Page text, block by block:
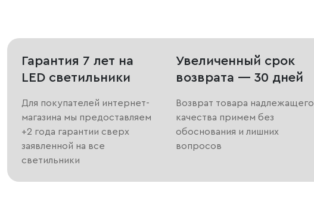
Гарантия 7 лет на
LED светильники
Для покупателей интернет-
магазина мы предоставляем
+2 года гарантии сверх
заявленной на все
светильники
Увеличенный срок
возврата — 30 дней
Возврат товара надлежащего
качества примем без
обоснования и лишних
вопросов